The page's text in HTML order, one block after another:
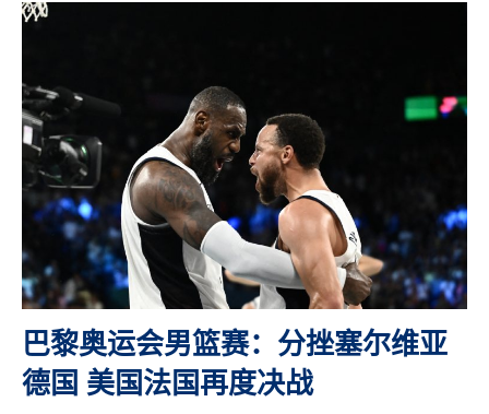
巴黎奥运会男篮赛：分挫塞尔维亚
德国 美国法国再度决战